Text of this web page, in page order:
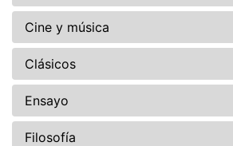
Cine y música
Clásicos
Ensayo
Filosofía